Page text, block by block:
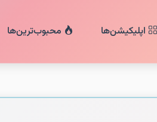
اپلیکیشن‌ها محبوب‌ترین‌ها